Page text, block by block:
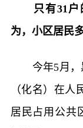
只有31户的
为，小区居民
今年5月，
（化名）在人
居民占用公共